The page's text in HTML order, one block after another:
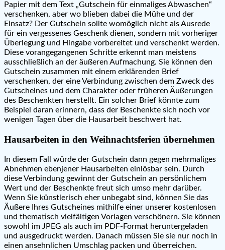
Papier mit dem Text „Gutschein für einmaliges Abwaschen“
verschenken, aber wo blieben dabei die Mühe und der
Einsatz? Der Gutschein sollte womöglich nicht als Ausrede
für ein vergessenes Geschenk dienen, sondern mit vorheriger
Überlegung und Hingabe vorbereitet und verschenkt werden.
Diese vorangegangenen Schritte erkennt man meistens
ausschließlich an der äußeren Aufmachung. Sie können den
Gutschein zusammen mit einem erklärenden Brief
verschenken, der eine Verbindung zwischen dem Zweck des
Gutscheines und dem Charakter oder früheren Äußerungen
des Beschenkten herstellt. Ein solcher Brief könnte zum
Beispiel daran erinnern, dass der Beschenkte sich noch vor
wenigen Tagen über die Hausarbeit beschwert hat.
Hausarbeiten in den Weihnachtsferien übernehmen
In diesem Fall würde der Gutschein dann gegen mehrmaliges
Abnehmen ebenjener Hausarbeiten einlösbar sein. Durch
diese Verbindung gewinnt der Gutschein an persönlichem
Wert und der Beschenkte freut sich umso mehr darüber.
Wenn Sie künstlerisch eher unbegabt sind, können Sie das
Äußere Ihres Gutscheines mithilfe einer unserer kostenlosen
und thematisch vielfältigen Vorlagen verschönern. Sie können
sowohl im JPEG als auch im PDF-Format heruntergeladen
und ausgedruckt werden. Danach müssen Sie sie nur noch in
einen ansehnlichen Umschlag packen und überreichen.